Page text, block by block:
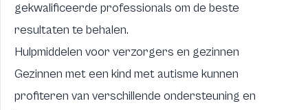
gekwalificeerde professionals om de beste
resultaten te behalen.
Hulpmiddelen voor verzorgers en gezinnen
Gezinnen met een kind met autisme kunnen
profiteren van verschillende ondersteuning en